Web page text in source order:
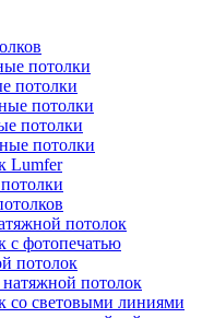
потолки
потолки
потолки
потолки
потолки
Lumfer
потолок
с фотопечатью
потолок
потолок
со световыми линиями